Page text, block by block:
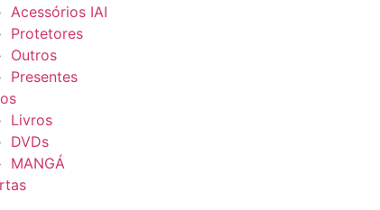
Acessórios IAI
Protetores
Outros
Presentes
Livros
DVDs
MANGÁ